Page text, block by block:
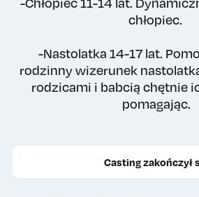
chłopiec.
-Nastolatka 14-17 lat.
rodzinny wizerunek
rodzicami i babcią chętnie
pomagając.
Casting zakończył